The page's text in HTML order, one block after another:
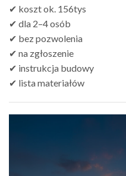
✔ koszt ok. 156tys
✔ dla 2–4 osób
✔ bez pozwolenia
✔ na zgłoszenie
✔ instrukcja budowy
✔ lista materiałów